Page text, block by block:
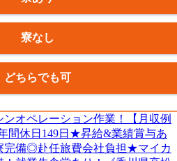
寮なし
どちらでも可